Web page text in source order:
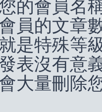
的會員名
員的文章
是特殊等
表沒有意
大量刪除